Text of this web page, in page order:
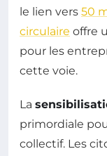
le lien vers 50
circulaire offre
pour les
cette voie.
La
primordiale
collectif. Les